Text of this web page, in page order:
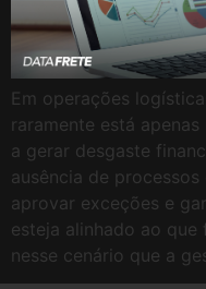
Em operações
raramente está
a gerar desgaste
ausência de
aprovar exceções e
esteja alinhado ao
nesse cenário que a